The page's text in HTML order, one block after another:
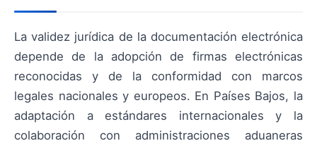
La validez jurídica de la documentación electrónica
depende de la adopción de firmas electrónicas
reconocidas y de la conformidad con marcos
legales nacionales y europeos. En Países Bajos, la
adaptación a estándares internacionales y la
colaboración con administraciones aduaneras